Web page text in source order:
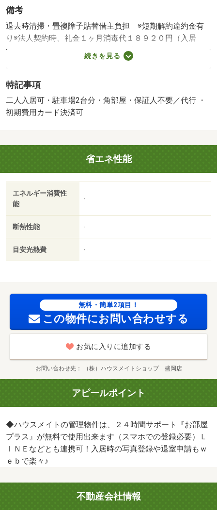
備考
退去時清掃・畳襖障子貼替借主負担 ※短期解約違約金有
り※法人契約時、礼金１ヶ月消毒代１８９２０円（入居
時）クリーニング代６１６００円（入居時）保証会社利用
必須・賃貸保証等：加入要（初回保証料：月額請求額の３
代：あり２４，２００円～・維持費等：Ｎサポート１，２
１０円／月・◆うれしい敷金・礼金ゼロで初期費用が軽減
できます◆駐車場２台付無料◆◆日当たりの良い南面にバ
数料：６２，７００円
続きを見る
特記事項
二人入居可・駐車場2台分・角部屋・保証人不要／代行 ・
初期費用カード決済可
省エネ性能
エネルギー消費性
能
-
断熱性能 -
目安光熱費 -
無料・簡単2項目！
この物件にお問い合わせする
お気に入りに追加する
お問い合わせ先 （株）ハウスメイトショップ 盛岡店
アピールポイント
◆ハウスメイトの管理物件は、２４時間サポート『お部屋
プラス』が無料で使用出来ます（スマホでの登録必要）Ｌ
ＩＮＥなどとも連携可！入居時の写真登録や退室申請もｗ
ｅｂで楽々♪
不動産会社情報